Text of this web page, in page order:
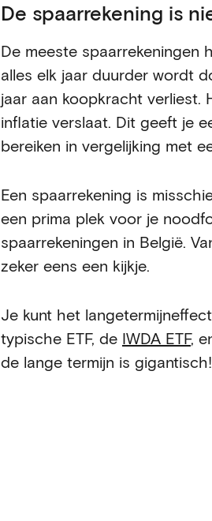
De spaarrekening is
De meeste spaarrekeningen
alles elk jaar duurder wordt
jaar aan koopkracht verliest.
inflatie verslaat. Dit geeft je
bereiken in vergelijking met
Een spaarrekening is
een prima plek voor je
spaarrekeningen in België.
zeker eens een kijkje.
Je kunt het
typische ETF, de IWDA ETF,
de lange termijn is gigantisch!